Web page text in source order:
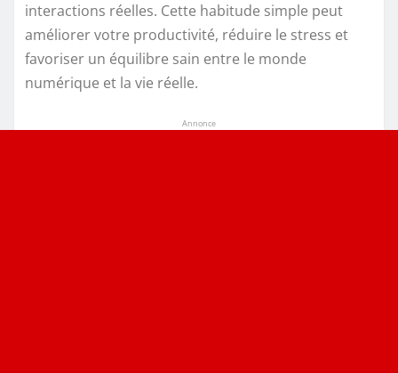
interactions réelles. Cette habitude simple peut
améliorer votre productivité, réduire le stress et
favoriser un équilibre sain entre le monde
numérique et la vie réelle.
Annonce